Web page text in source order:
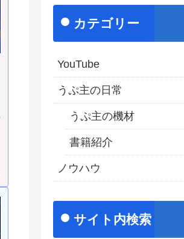
カテゴリー
YouTube
うぷ主の日常
うぷ主の機材
書籍紹介
ノウハウ
サイト内検索